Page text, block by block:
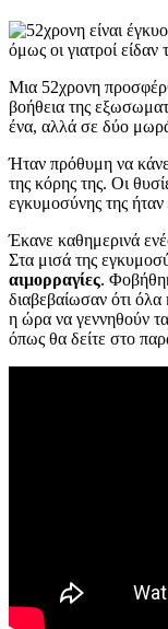
Μια 52χρονη
βοήθεια της
ένα, αλλά σε δύο
Ήταν πρόθυμη να
της κόρης της. Οι
εγκυμοσύνης της ήταν
Έκανε καθημερινά
Στα μισά της
αιμορραγίες.
διαβεβαίωσαν ότι
η ώρα να γεννηθούν
όπως θα δείτε στο